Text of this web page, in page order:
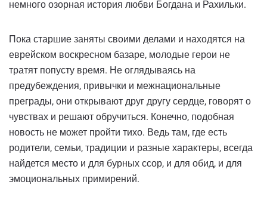
немного озорная история любви Богдана и Рахильки.
Пока старшие заняты своими делами и находятся на
еврейском воскресном базаре, молодые герои не
тратят попусту время. Не оглядываясь на
предубеждения, привычки и межнациональные
преграды, они открывают друг другу сердце, говорят о
чувствах и решают обручиться. Конечно, подобная
новость не может пройти тихо. Ведь там, где есть
родители, семьи, традиции и разные характеры, всегда
найдется место и для бурных ссор, и для обид, и для
эмоциональных примирений.